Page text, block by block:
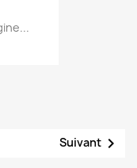
Suivant 